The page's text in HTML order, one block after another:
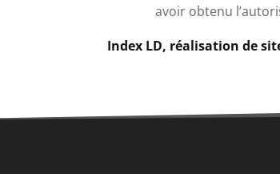
avoir obtenu
Index LD, réalisation de